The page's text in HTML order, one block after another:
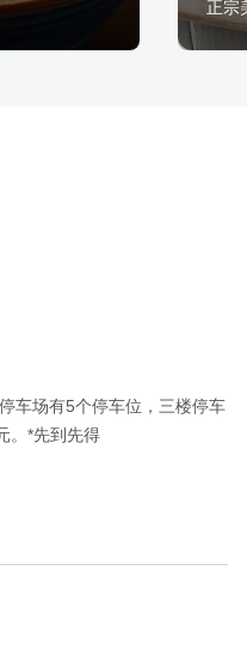
正宗
车场有5个停车位，三楼停车
。*先到先得